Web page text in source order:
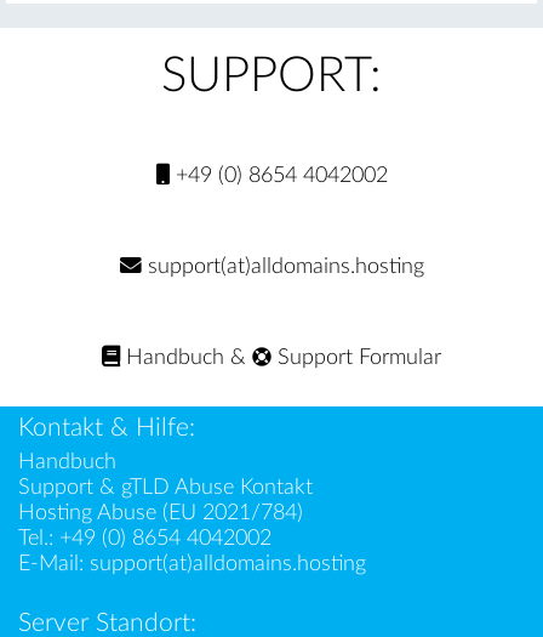
SUPPORT:
+49 (0) 8654 4042002
support(at)alldomains.hosting
Handbuch & Support Formular
Kontakt & Hilfe:
Handbuch
Support & gTLD Abuse Kontakt
Hosting Abuse (EU 2021/784)
Tel.: +49 (0) 8654 4042002
E-Mail: support(at)alldomains.hosting
Server Standort: